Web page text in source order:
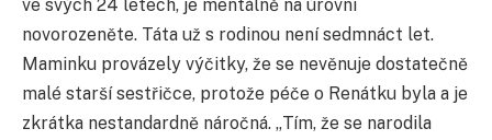
ve svých 24 letech, je mentálně na úrovni
novorozeněte. Táta už s rodinou není sedmnáct let.
Maminku provázely výčitky, že se nevěnuje dostatečně
malé starší sestřičce, protože péče o Renátku byla a je
zkrátka nestandardně náročná. „Tím, že se narodila